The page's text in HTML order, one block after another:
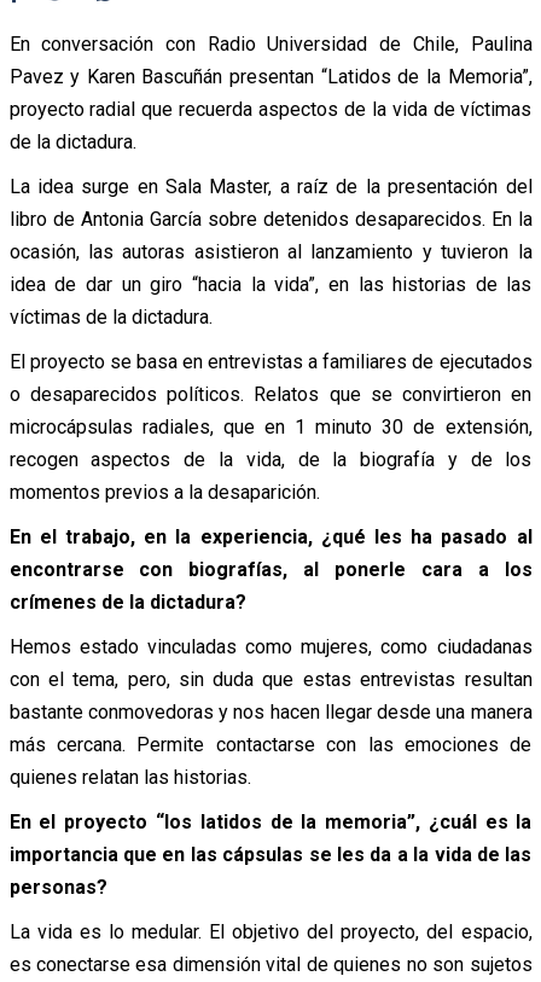
En conversación con Radio Universidad de Chile, Paulina
Pavez y Karen Bascuñán presentan “Latidos de la Memoria”,
proyecto radial que recuerda aspectos de la vida de víctimas
de la dictadura.
La idea surge en Sala Master, a raíz de la presentación del
libro de Antonia García sobre detenidos desaparecidos. En la
ocasión, las autoras asistieron al lanzamiento y tuvieron la
idea de dar un giro “hacia la vida”, en las historias de las
víctimas de la dictadura.
El proyecto se basa en entrevistas a familiares de ejecutados
o desaparecidos políticos. Relatos que se convirtieron en
microcápsulas radiales, que en 1 minuto 30 de extensión,
recogen aspectos de la vida, de la biografía y de los
momentos previos a la desaparición.
En el trabajo, en la experiencia, ¿qué les ha pasado al
encontrarse con biografías, al ponerle cara a los
crímenes de la dictadura?
Hemos estado vinculadas como mujeres, como ciudadanas
con el tema, pero, sin duda que estas entrevistas resultan
bastante conmovedoras y nos hacen llegar desde una manera
más cercana. Permite contactarse con las emociones de
quienes relatan las historias.
En el proyecto “los latidos de la memoria”, ¿cuál es la
importancia que en las cápsulas se les da a la vida de las
personas?
La vida es lo medular. El objetivo del proyecto, del espacio,
es conectarse esa dimensión vital de quienes no son sujetos